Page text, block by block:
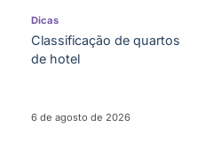
Dicas
Classificação de quartos
de hotel
6 de agosto de 2026